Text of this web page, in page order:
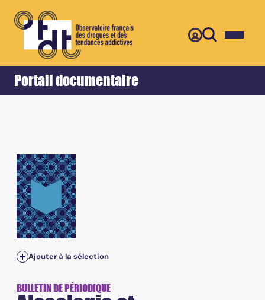
Portail documentaire
Accueil Retour
Tome 24, n°4 Suppl. - Décembre 2002 - Alcoologie et
Ajouter à la sélection
BULLETIN DE PÉRIODIQUE